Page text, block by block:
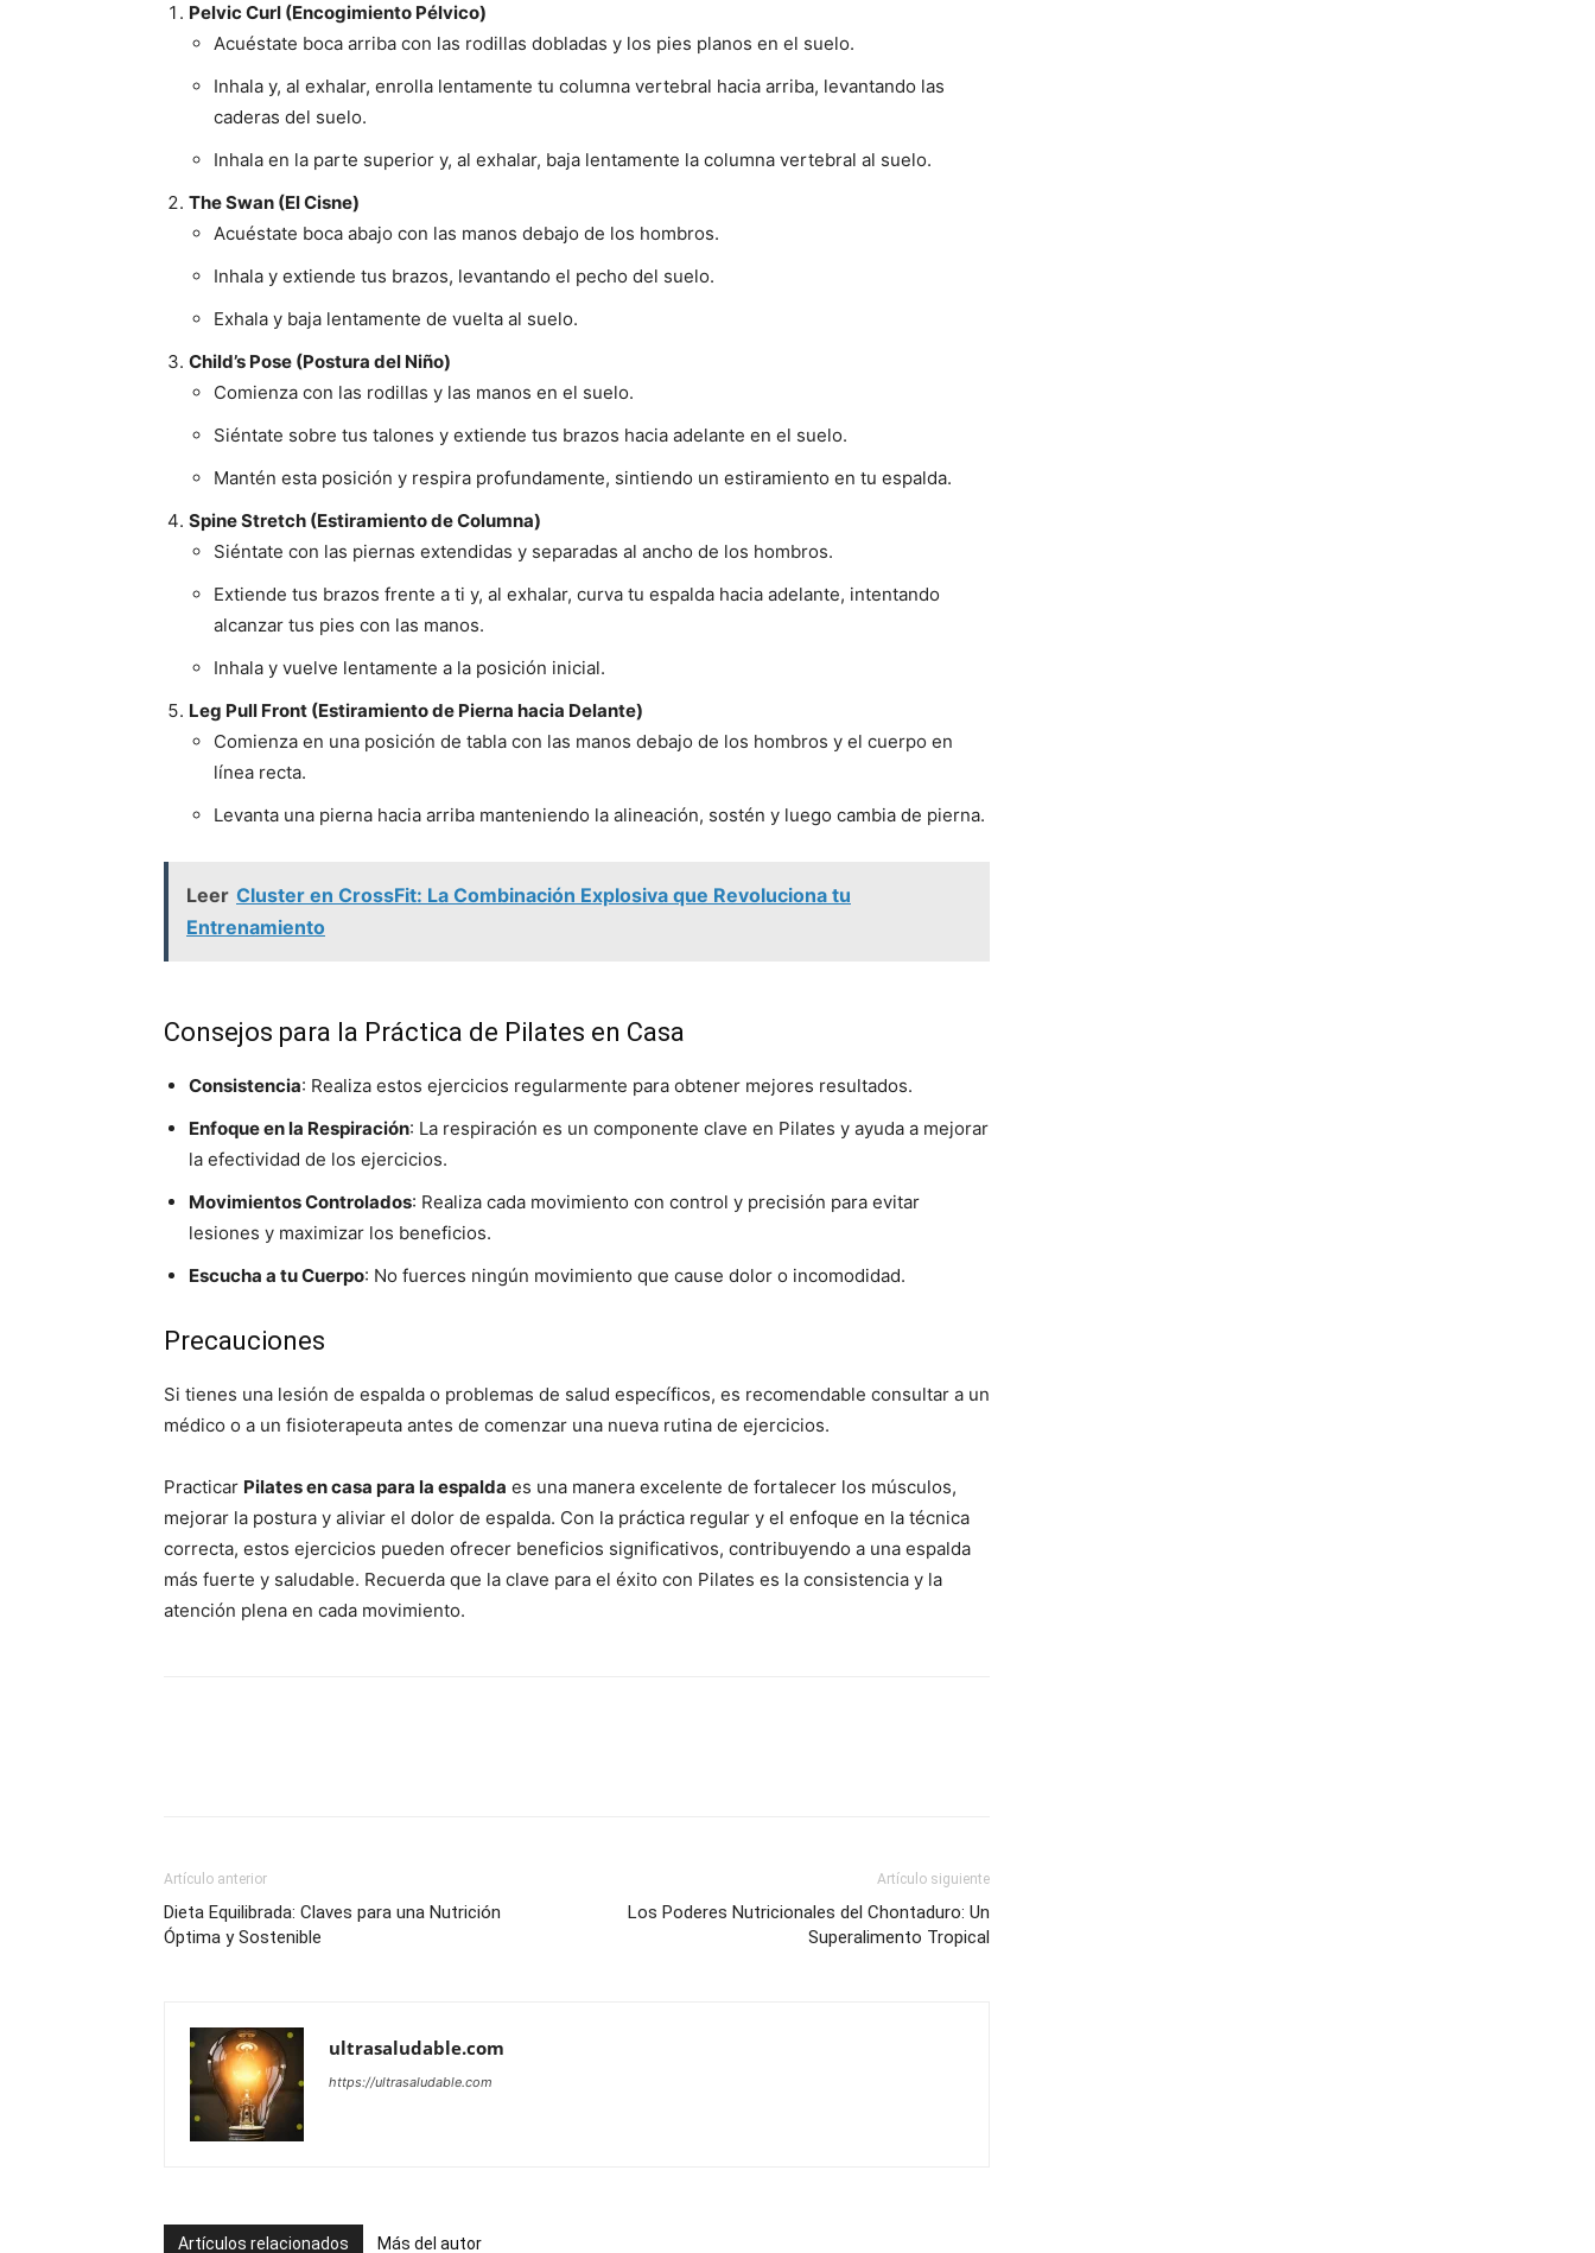
Pelvic Curl (Encogimiento Pélvico)
Acuéstate boca arriba con las rodillas dobladas y los pies planos en el suelo.
Inhala y, al exhalar, enrolla lentamente tu columna vertebral hacia arriba, levantando las
caderas del suelo.
Inhala en la parte superior y, al exhalar, baja lentamente la columna vertebral al suelo.
The Swan (El Cisne)
Acuéstate boca abajo con las manos debajo de los hombros.
Inhala y extiende tus brazos, levantando el pecho del suelo.
Exhala y baja lentamente de vuelta al suelo.
Child’s Pose (Postura del Niño)
Comienza con las rodillas y las manos en el suelo.
Siéntate sobre tus talones y extiende tus brazos hacia adelante en el suelo.
Mantén esta posición y respira profundamente, sintiendo un estiramiento en tu espalda.
Spine Stretch (Estiramiento de Columna)
Siéntate con las piernas extendidas y separadas al ancho de los hombros.
Extiende tus brazos frente a ti y, al exhalar, curva tu espalda hacia adelante, intentando
alcanzar tus pies con las manos.
Inhala y vuelve lentamente a la posición inicial.
Leg Pull Front (Estiramiento de Pierna hacia Delante)
Comienza en una posición de tabla con las manos debajo de los hombros y el cuerpo en
línea recta.
Levanta una pierna hacia arriba manteniendo la alineación, sostén y luego cambia de pierna.
Leer Cluster en CrossFit: La Combinación Explosiva que Revoluciona tu
Entrenamiento
Consejos para la Práctica de Pilates en Casa
Consistencia: Realiza estos ejercicios regularmente para obtener mejores resultados.
Enfoque en la Respiración: La respiración es un componente clave en Pilates y ayuda a mejorar
la efectividad de los ejercicios.
Movimientos Controlados: Realiza cada movimiento con control y precisión para evitar
lesiones y maximizar los beneficios.
Escucha a tu Cuerpo: No fuerces ningún movimiento que cause dolor o incomodidad.
Precauciones
Si tienes una lesión de espalda o problemas de salud específicos, es recomendable consultar a un
médico o a un fisioterapeuta antes de comenzar una nueva rutina de ejercicios.
Practicar Pilates en casa para la espalda es una manera excelente de fortalecer los músculos,
mejorar la postura y aliviar el dolor de espalda. Con la práctica regular y el enfoque en la técnica
correcta, estos ejercicios pueden ofrecer beneficios significativos, contribuyendo a una espalda
más fuerte y saludable. Recuerda que la clave para el éxito con Pilates es la consistencia y la
atención plena en cada movimiento.
Artículo anterior
Dieta Equilibrada: Claves para una Nutrición
Óptima y Sostenible
Artículo siguiente
Los Poderes Nutricionales del Chontaduro: Un
Superalimento Tropical
ultrasaludable.com
https://ultrasaludable.com
Artículos relacionados Más del autor